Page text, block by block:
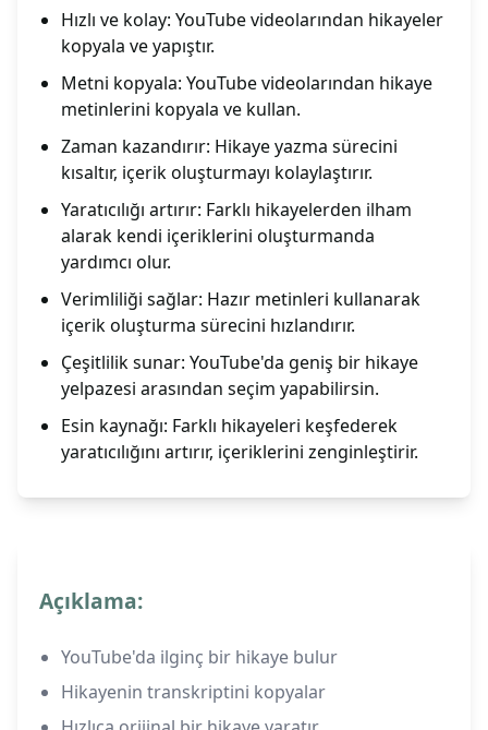
Hızlı ve kolay: YouTube videolarından hikayeler
kopyala ve yapıştır.
Metni kopyala: YouTube videolarından hikaye
metinlerini kopyala ve kullan.
Zaman kazandırır: Hikaye yazma sürecini
kısaltır, içerik oluşturmayı kolaylaştırır.
Yaratıcılığı artırır: Farklı hikayelerden ilham
alarak kendi içeriklerini oluşturmanda
yardımcı olur.
Verimliliği sağlar: Hazır metinleri kullanarak
içerik oluşturma sürecini hızlandırır.
Çeşitlilik sunar: YouTube'da geniş bir hikaye
yelpazesi arasından seçim yapabilirsin.
Esin kaynağı: Farklı hikayeleri keşfederek
yaratıcılığını artırır, içeriklerini zenginleştirir.
Açıklama:
YouTube'da ilginç bir hikaye bulur
Hikayenin transkriptini kopyalar